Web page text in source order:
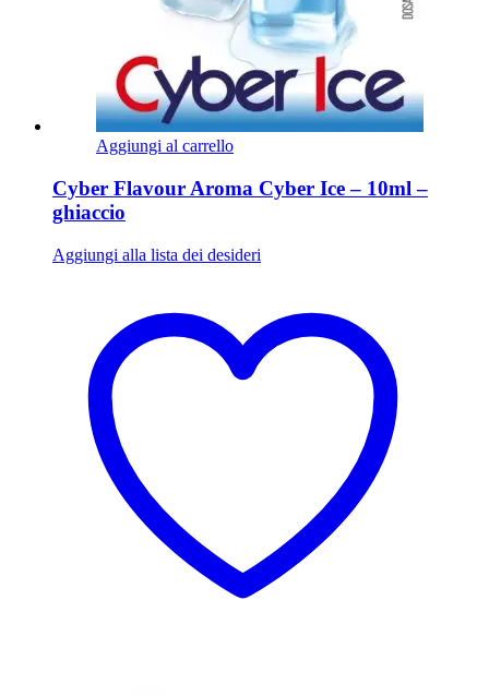
Aggiungi al carrello
Cyber Flavour Aroma Cyber Ice – 10ml –
ghiaccio
Aggiungi alla lista dei desideri